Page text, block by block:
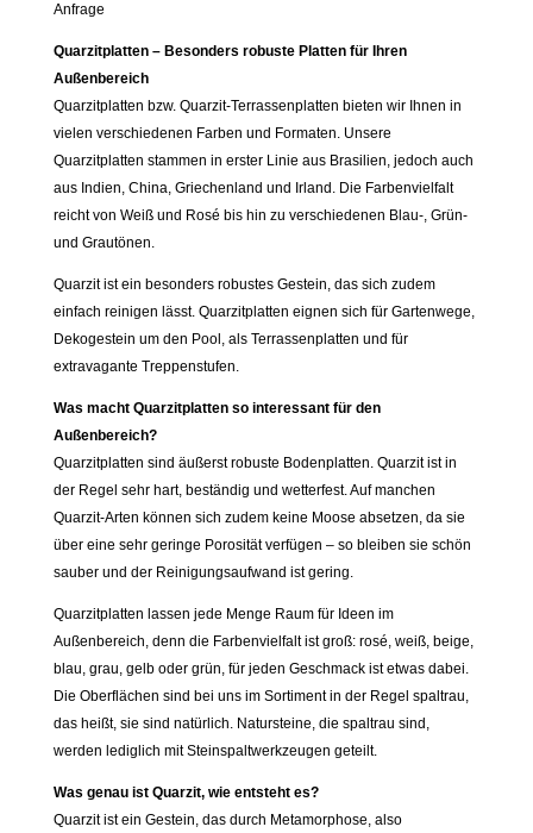
Anfrage
Quarzitplatten – Besonders robuste Platten für Ihren
Außenbereich
Quarzitplatten bzw. Quarzit-Terrassenplatten bieten wir Ihnen in
vielen verschiedenen Farben und Formaten. Unsere
Quarzitplatten stammen in erster Linie aus Brasilien, jedoch auch
aus Indien, China, Griechenland und Irland. Die Farbenvielfalt
reicht von Weiß und Rosé bis hin zu verschiedenen Blau-, Grün-
und Grautönen.
Quarzit ist ein besonders robustes Gestein, das sich zudem
einfach reinigen lässt. Quarzitplatten eignen sich für Gartenwege,
Dekogestein um den Pool, als Terrassenplatten und für
extravagante Treppenstufen.
Was macht Quarzitplatten so interessant für den
Außenbereich?
Quarzitplatten sind äußerst robuste Bodenplatten. Quarzit ist in
der Regel sehr hart, beständig und wetterfest. Auf manchen
Quarzit-Arten können sich zudem keine Moose absetzen, da sie
über eine sehr geringe Porosität verfügen – so bleiben sie schön
sauber und der Reinigungsaufwand ist gering.
Quarzitplatten lassen jede Menge Raum für Ideen im
Außenbereich, denn die Farbenvielfalt ist groß: rosé, weiß, beige,
blau, grau, gelb oder grün, für jeden Geschmack ist etwas dabei.
Die Oberflächen sind bei uns im Sortiment in der Regel spaltrau,
das heißt, sie sind natürlich. Natursteine, die spaltrau sind,
werden lediglich mit Steinspaltwerkzeugen geteilt.
Was genau ist Quarzit, wie entsteht es?
Quarzit ist ein Gestein, das durch Metamorphose, also